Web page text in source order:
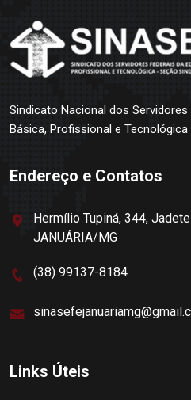
Sindicato Nacional dos
Básica, Profissional e Tecnológica
Endereço e Contatos
Hermílio Tupiná, 344,
JANUÁRIA/MG
(38) 99137-8184
Links Úteis